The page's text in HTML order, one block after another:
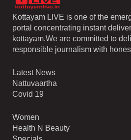
Kottayam LIVE is one of the
portal concentrating instant
kottayam.We are committed to
responsible journalism with
Latest News
Nattuvaartha
Covid 19
Women
Health N Beauty